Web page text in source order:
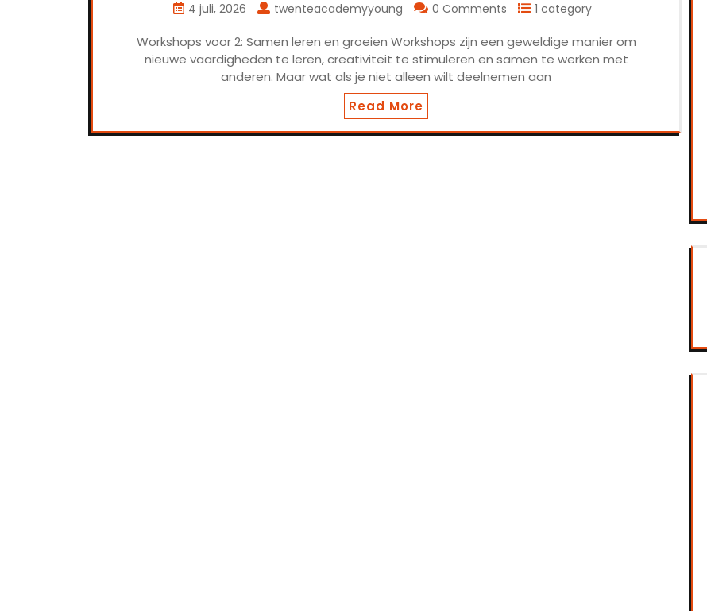
4 juli, 2026 twenteacademyyoung 0 Comments 1 category
Workshops voor 2: Samen leren en groeien Workshops zijn een geweldige manier om
nieuwe vaardigheden te leren, creativiteit te stimuleren en samen te werken met
anderen. Maar wat als je niet alleen wilt deelnemen aan
Read More